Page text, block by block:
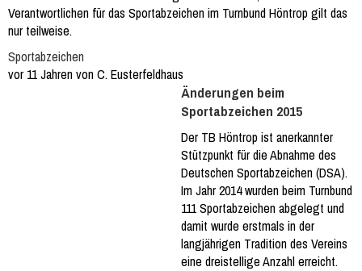
Verantwortlichen für das Sportabzeichen im Turnbund Höntrop gilt das
nur teilweise.
Sportabzeichen
vor 11 Jahren von C. Eusterfeldhaus
Änderungen beim
Sportabzeichen 2015
Der TB Höntrop ist anerkannter
Stützpunkt für die Abnahme des
Deutschen Sportabzeichen (DSA).
Im Jahr 2014 wurden beim Turnbund
111 Sportabzeichen abgelegt und
damit wurde erstmals in der
langjährigen Tradition des Vereins
eine dreistellige Anzahl erreicht.